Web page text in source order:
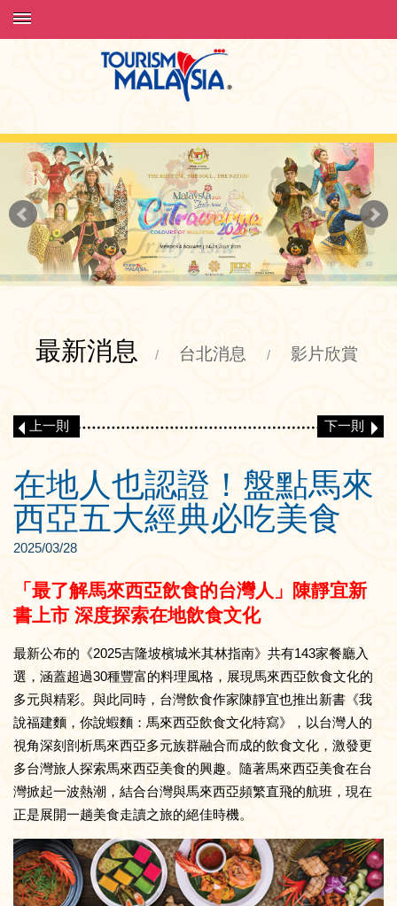
最新消息 / 台北消息 / 影片欣賞
上一則 下一則
在地人也認證！盤點馬來
西亞五大經典必吃美食
2025/03/28
「最了解馬來西亞飲食的台灣人」陳靜宜新
書上市 深度探索在地飲食文化
最新公布的《2025吉隆坡檳城米其林指南》共有143家餐廳入
選，涵蓋超過30種豐富的料理風格，展現馬來西亞飲食文化的
多元與精彩。與此同時，台灣飲食作家陳靜宜也推出新書《我
說福建麵，你說蝦麵：馬來西亞飲食文化特寫》，以台灣人的
視角深刻剖析馬來西亞多元族群融合而成的飲食文化，激發更
多台灣旅人探索馬來西亞美食的興趣。隨著馬來西亞美食在台
灣掀起一波熱潮，結合台灣與馬來西亞頻繁直飛的航班，現在
正是展開一趟美食走讀之旅的絕佳時機。